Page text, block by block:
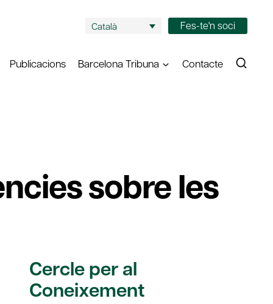
Català Fes-te'n soci
Publicacions Barcelona Tribuna Contacte
sobre les
Cercle per al
Coneixement